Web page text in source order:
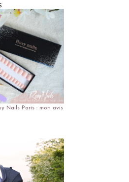
Nails Paris : mon avis